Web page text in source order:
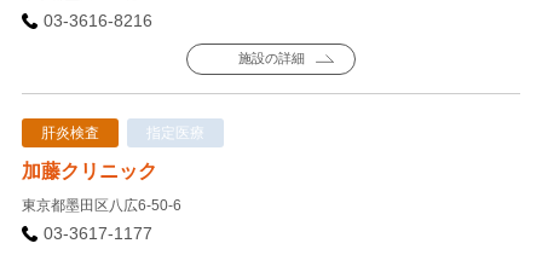
03-3616-8216
施設の詳細
肝炎検査 指定医療
加藤クリニック
東京都墨田区八広6-50-6
03-3617-1177